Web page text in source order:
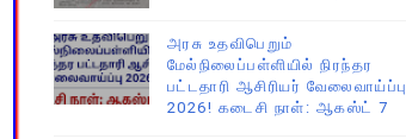
அரசு உதவிபெறும்
மேல்நிலைப்பள்ளியில் நிரந்தர
பட்டதாரி ஆசிரியர் வேலைவாய்ப்பு
2026! கடைசி நாள்: ஆகஸ்ட் 7